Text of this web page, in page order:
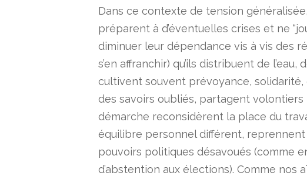
Dans ce contexte de tension
préparent à d’éventuelles crises et ne
diminuer leur dépendance vis à vis des
s’en affranchir) qu’ils distribuent de
cultivent souvent prévoyance,
des savoirs oubliés, partagent volontiers
démarche reconsidèrent la place du
équilibre personnel différent,
pouvoirs politiques désavoués (comme
d’abstention aux élections). Comme